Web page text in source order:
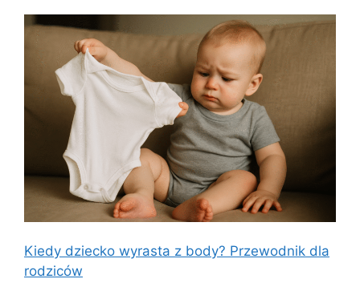
Kiedy dziecko wyrasta z body? Przewodnik dla
rodziców